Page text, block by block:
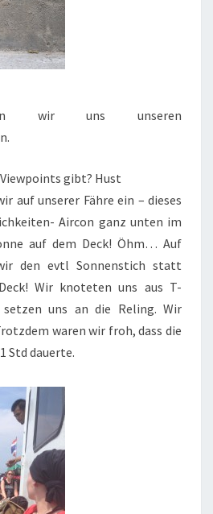
wir uns unseren
gibt? Hust
auf unserer Fähre ein – dieses
Aircon ganz unten im
auf dem Deck! Öhm… Auf
den evtl Sonnenstich statt
Wir knoteten uns aus T-
uns an die Reling. Wir
waren wir froh, dass die
Std dauerte.